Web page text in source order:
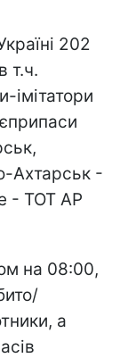
202
т.ч.
імітатори
Ахтарськ -
- ТОТ АР
на 08:00,
а